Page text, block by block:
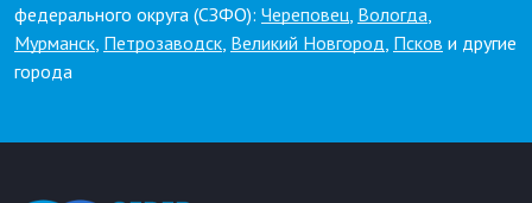
федерального округа (СЗФО): Череповец, Вологда,
Мурманск, Петрозаводск, Великий Новгород, Псков и другие
города